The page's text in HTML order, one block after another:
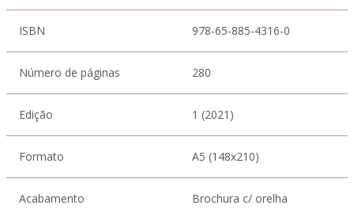
ISBN 978-65-885-4316-0
Número de páginas 280
Edição 1 (2021)
Formato A5 (148x210)
Acabamento Brochura c/ orelha